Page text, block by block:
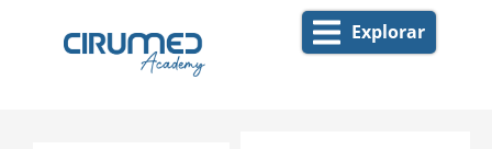
Explorar